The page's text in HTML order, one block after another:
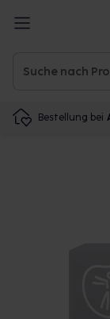
Bestellung bei